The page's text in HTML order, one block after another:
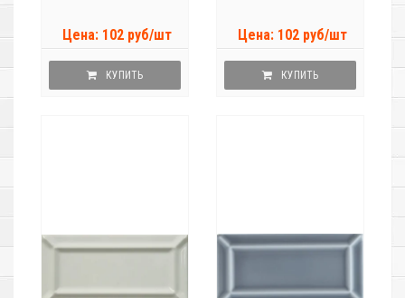
Цена: 102 руб/шт
КУПИТЬ
Цена: 102 руб/шт
КУПИТЬ